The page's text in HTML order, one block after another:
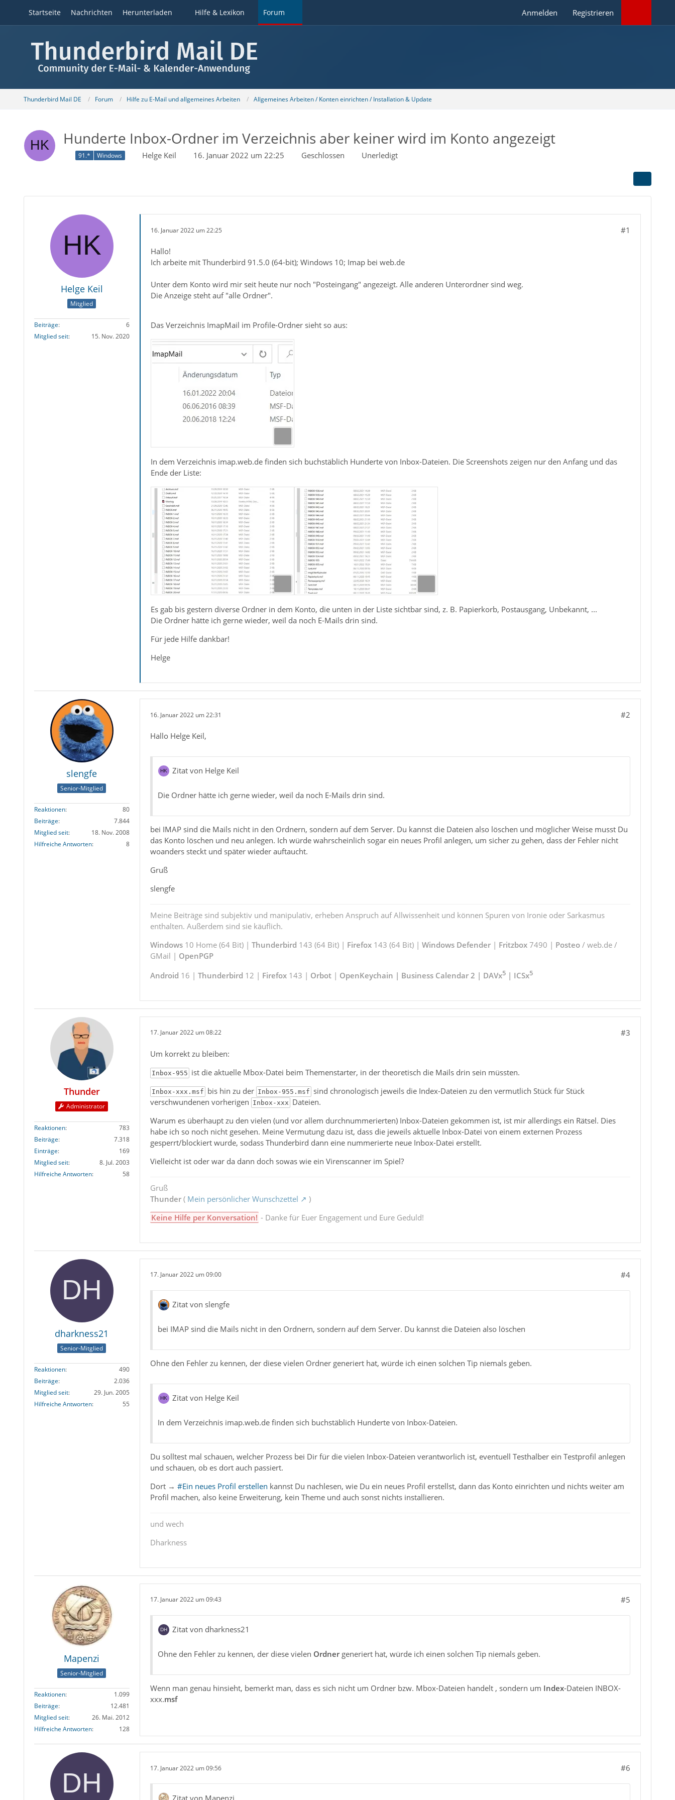
Startseite Nachrichten Herunterladen Hilfe & Lexikon Forum Anmelden Registrieren
Thunderbird Mail DE Forum Hilfe zu E-Mail und allgemeines Arbeiten Allgemeines Arbeiten / Konten einrichten / Installation & Update
Hunderte Inbox-Ordner im Verzeichnis aber keiner wird im Konto angezeigt
91.* Windows Helge Keil 16. Januar 2022 um 22:25 Geschlossen Unerledigt
Helge Keil
Mitglied
Beiträge
6
Mitglied seit
15. Nov. 2020
16. Januar 2022 um 22:25 #1
Hallo!
Ich arbeite mit Thunderbird 91.5.0 (64-bit); Windows 10; Imap bei web.de
Unter dem Konto wird mir seit heute nur noch "Posteingang" angezeigt. Alle anderen Unterordner sind weg.
Die Anzeige steht auf "alle Ordner".
Das Verzeichnis ImapMail im Profile-Ordner sieht so aus:
In dem Verzeichnis imap.web.de finden sich buchstäblich Hunderte von Inbox-Dateien. Die Screenshots zeigen nur den Anfang und das
Ende der Liste:
Es gab bis gestern diverse Ordner in dem Konto, die unten in der Liste sichtbar sind, z. B. Papierkorb, Postausgang, Unbekannt, ...
Die Ordner hätte ich gerne wieder, weil da noch E-Mails drin sind.
Für jede Hilfe dankbar!
Helge
slengfe
Senior-Mitglied
Reaktionen
80
Beiträge
7.844
Mitglied seit
18. Nov. 2008
Hilfreiche Antworten
8
16. Januar 2022 um 22:31 #2
Hallo Helge Keil,
Zitat von Helge Keil
Die Ordner hätte ich gerne wieder, weil da noch E-Mails drin sind.
bei IMAP sind die Mails nicht in den Ordnern, sondern auf dem Server. Du kannst die Dateien also löschen und möglicher Weise musst Du
das Konto löschen und neu anlegen. Ich würde wahrscheinlich sogar ein neues Profil anlegen, um sicher zu gehen, dass der Fehler nicht
woanders steckt und später wieder auftaucht.
Gruß
slengfe
Meine Beiträge sind subjektiv und manipulativ, erheben Anspruch auf Allwissenheit und können Spuren von Ironie oder Sarkasmus
enthalten. Außerdem sind sie käuflich.
Windows10 Home (64 Bit) | Thunderbird 143 (64 Bit) | Firefox143 (64 Bit) | Windows Defender| Fritzbox7490 | Posteo/ web.de /
GMail | OpenPGP
Android 16 | Thunderbird 12 | Firefox143 | Orbot| OpenKeychain | Business Calendar 2 | DAVx5| ICSx5
Thunder
Administrator
Reaktionen
783
Beiträge
7.318
Einträge
169
Mitglied seit
8. Jul. 2003
Hilfreiche Antworten
58
17. Januar 2022 um 08:22 #3
Um korrekt zu bleiben:
Inbox-955 ist die aktuelle Mbox-Datei beim Themenstarter, in der theoretisch die Mails drin sein müssten.
Inbox-xxx.msf bis hin zu der Inbox-955.msf sind chronologisch jeweils die Index-Dateien zu den vermutlich Stück für Stück
verschwundenen vorherigen Inbox-xxx Dateien.
Warum es überhaupt zu den vielen (und vor allem durchnummerierten) Inbox-Dateien gekommen ist, ist mir allerdings ein Rätsel. Dies
habe ich so noch nicht gesehen. Meine Vermutung dazu ist, dass die jeweils aktuelle Inbox-Datei von einem externen Prozess
gesperrt/blockiert wurde, sodass Thunderbird dann eine nummerierte neue Inbox-Datei erstellt.
Vielleicht ist oder war da dann doch sowas wie ein Virenscanner im Spiel?
Gruß
Thunder( Mein persönlicher Wunschzettel
)
Keine Hilfe per Konversation! - Danke für Euer Engagement und Eure Geduld!
dharkness21
Senior-Mitglied
Reaktionen
490
Beiträge
2.036
Mitglied seit
29. Jun. 2005
Hilfreiche Antworten
55
17. Januar 2022 um 09:00 #4
Zitat von slengfe
bei IMAP sind die Mails nicht in den Ordnern, sondern auf dem Server. Du kannst die Dateien also löschen
Ohne den Fehler zu kennen, der diese vielen Ordner generiert hat, würde ich einen solchen Tip niemals geben.
Zitat von Helge Keil
In dem Verzeichnis imap.web.de finden sich buchstäblich Hunderte von Inbox-Dateien.
Du solltest mal schauen, welcher Prozess bei Dir für die vielen Inbox-Dateien verantworlich ist, eventuell Testhalber ein Testprofil anlegen
und schauen, ob es dort auch passiert.
Dort → #Ein neues Profil erstellen kannst Du nachlesen, wie Du ein neues Profil erstellst, dann das Konto einrichten und nichts weiter am
Profil machen, also keine Erweiterung, kein Theme und auch sonst nichts installieren.
und wech
Dharkness
Mapenzi
Senior-Mitglied
Reaktionen
1.099
Beiträge
12.481
Mitglied seit
26. Mai. 2012
Hilfreiche Antworten
128
17. Januar 2022 um 09:43 #5
Zitat von dharkness21
Ohne den Fehler zu kennen, der diese vielen Ordnergeneriert hat, würde ich einen solchen Tip niemals geben.
Wenn man genau hinsieht, bemerkt man, dass es sich nicht um Ordner bzw. Mbox-Dateien handelt , sondern um Index-Dateien INBOX-
xxx.msf
17. Januar 2022 um 09:56 #6
Zitat von Mapenzi